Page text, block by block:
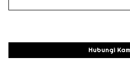
Hubungi